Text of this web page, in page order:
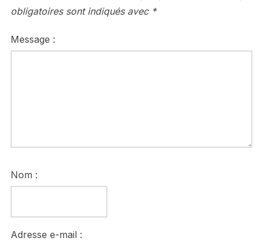
obligatoires sont indiqués avec *
Message :
Nom :
Adresse e-mail :